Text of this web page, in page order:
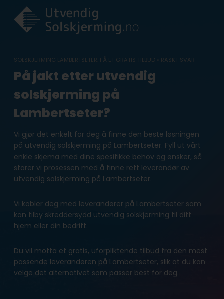
content
SOLSKJERMING LAMBERTSETER: FÅ ET GRATIS TILBUD • RASKT SVAR
På jakt etter utvendig
solskjerming på
Lambertseter?
Vi gjør det enkelt for deg å finne den beste løsningen
på utvendig solskjerming på Lambertseter. Fyll ut vårt
enkle skjema med dine spesifikke behov og ønsker, så
starer vi prosessen med å finne rett leverandør av
utvendig solskjerming på Lambertseter.
Vi kobler deg med leverandører på Lambertseter som
kan tilby skreddersydd utvendig solskjerming til ditt
hjem eller din bedrift.
Du vil motta et gratis, uforpliktende tilbud fra den mest
passende leverandøren på Lambertseter, slik at du kan
velge det alternativet som passer best for deg.